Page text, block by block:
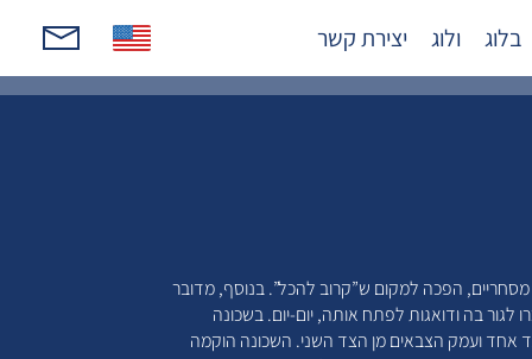
בלוג ולוג יצירת קשר
הפכה למקום ש”קרוב להכל”. בנוסף, מדובר
בה ודואגות לפתח אותה, יום-יום. בשכונה
אחד ועמק הצבאים מן הצד השני. השכונה הוקמה